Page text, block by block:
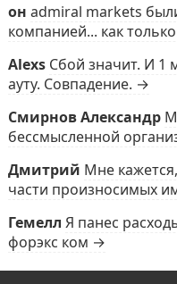
он admiral markets
компанией... как
Alexs Сбой значит. И 1
ауту. Совпадение. →
Смирнов Александр
бессмысленной
Дмитрий Мне
части произносимых
Гемелл Я панес
форэкс ком →